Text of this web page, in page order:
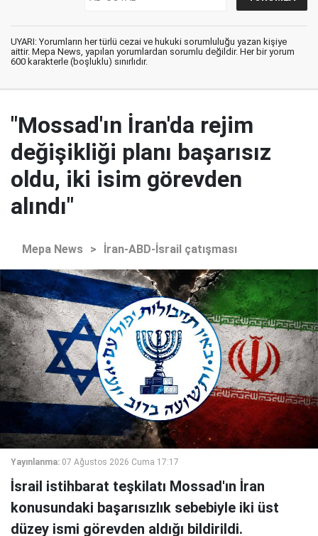
UYARI: Yorumların her türlü cezai ve hukuki sorumluluğu yazan kişiye
aittir. Mepa News, yapılan yorumlardan sorumlu değildir. Her bir yorum
600 karakterle (boşluklu) sınırlıdır.
"Mossad'ın İran'da rejim
değişikliği planı başarısız
oldu, iki isim görevden
alındı"
Mepa News > İran-ABD-İsrail çatışması
Yayınlanma: 07 Ağustos 2026 Cuma 17:17
İsrail istihbarat teşkilatı Mossad'ın İran
konusundaki başarısızlık sebebiyle iki üst
düzey ismi görevden aldığı bildirildi.